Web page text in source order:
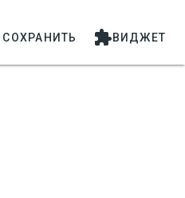
СОХРАНИТЬ ВИДЖЕТ